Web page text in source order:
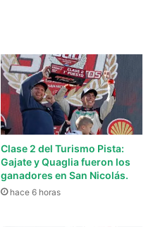
Clase 2 del Turismo Pista:
Gajate y Quaglia fueron los
ganadores en San Nicolás.
hace 6 horas